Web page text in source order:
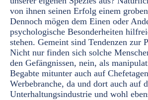
von ihnen seinen Erfolg einem
Dennoch mögen dem Einen oder
psychologische Besonderheiten
stehen. Gemeint sind Tendenzen zur
Nicht nur finden sich solche
den Gefängnissen, nein, als
Begabte mitunter auch auf
Werbebranche, da und dort auch auf
Unterhaltungsindustrie und wohl